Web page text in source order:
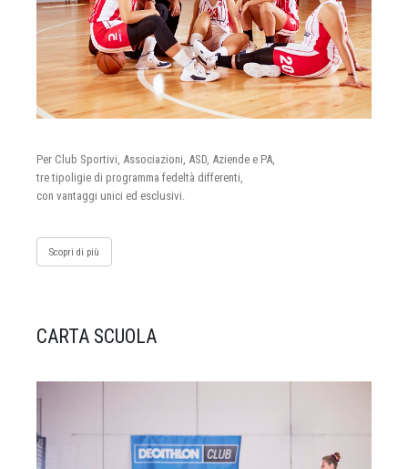
Per Club Sportivi, Associazioni, ASD, Aziende e PA,
tre tipoligie di programma fedeltà differenti,
con vantaggi unici ed esclusivi.
Scopri di più
CARTA SCUOLA